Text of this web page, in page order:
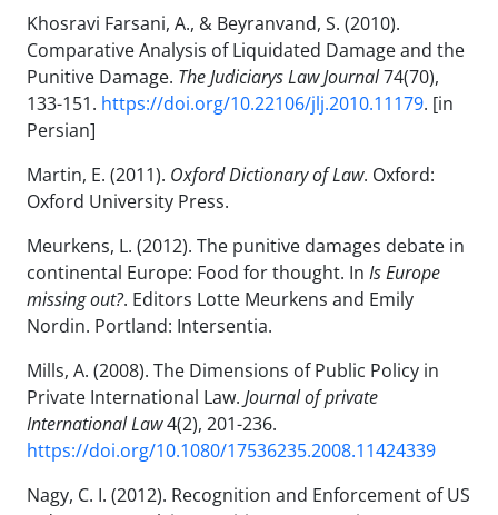
Khosravi Farsani, A., & Beyranvand, S. (2010).
Comparative Analysis of Liquidated Damage and the
Punitive Damage. The Judiciarys Law Journal74(70),
133-151. https://doi.org/10.22106/jlj.2010.11179. [in
Persian]
Martin, E. (2011). Oxford Dictionary of Law. Oxford:
Oxford University Press.
Meurkens, L. (2012). The punitive damages debate in
continental Europe: Food for thought. In Is Europe
missing out?. Editors Lotte Meurkens and Emily
Nordin. Portland: Intersentia.
Mills, A. (2008). The Dimensions of Public Policy in
Private International Law. Journal of private
International Law4(2), 201-236.
https://doi.org/10.1080/17536235.2008.11424339
Nagy, C. I. (2012). Recognition and Enforcement of US